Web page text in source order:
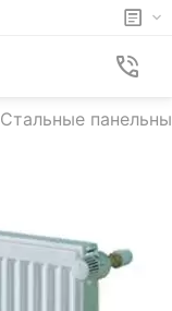
Стальные